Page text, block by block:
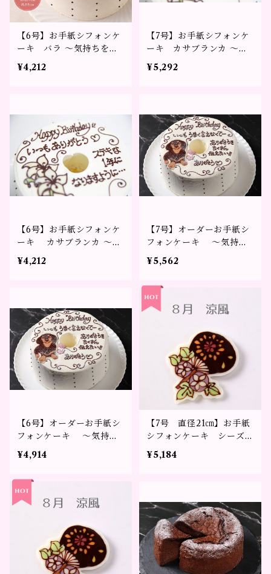
【6号】お手紙シフォンケ
ーキ バラ ～気持ちをか
たちに～
¥4,212
【7号】お手紙シフォンケ
ーキ カサブランカ ～気
持ちをかたちに～
¥5,292
【6号】お手紙シフォンケ
ーキ カサブランカ ～気
持ちをかたちに～
¥4,212
【7号】オーダーお手紙シ
フォンケーキ ～気持ち
をかたちに～※3日前まで
のご予約をお願い致しま
¥5,562
【6号】オーダーお手紙シ
フォンケーキ ～気持ち
をかたちに～※3日前まで
のご予約をお願い致しま
¥4,914
【7号 直径21㎝】お手紙
シフォンケーキ シーズン
デザイン～メッセージを添
えて贈るギフト～
¥5,184